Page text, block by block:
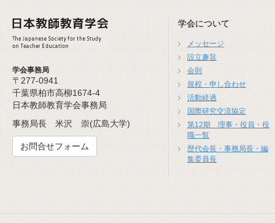
学会事務局
〒277-0941
千葉県柏市高柳1674-4
日本教師教育学会事務局
事務局長 米沢 崇(広島大学)
お問合せフォーム
学会について
メッセージ
設立趣旨
会則
規程・申し合わせ
活動経過
国際研究交流協定
第12期 理事・役員・役
職一覧
歴代会長・事務局長・編
集委員長